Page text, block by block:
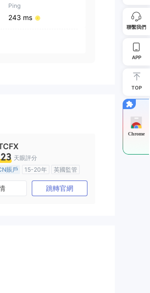
Ping
243 ms
天眼評分
賬戶
15-20年
英國監管
照 (MM)
主標MT4
跳轉官網
聯繫我們
APP
TOP
Chrome